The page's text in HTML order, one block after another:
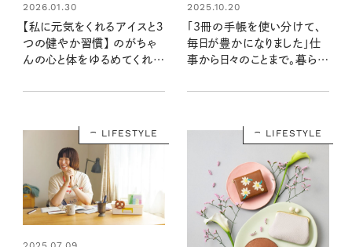
2026.01.30
【私に元気をくれるアイスと３
つの健やか習慣】 のがちゃ
んの心と体をゆるめてくれる
2025.10.20
「3冊の手帳を使い分けて、
毎日が豊かになりました」仕
事から日々のことまで。暮らし
たたまる付き合い方
LIFESTYLE LIFESTYLE